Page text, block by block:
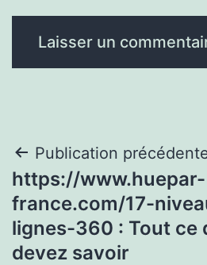
Navigation
de
l’article
Publication
https://www.huepar-
france.com/17-
lignes-360 : Tout ce
devez savoir